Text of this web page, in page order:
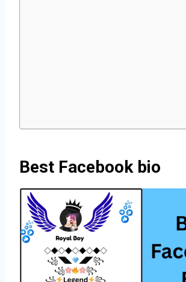
Best Facebook bio